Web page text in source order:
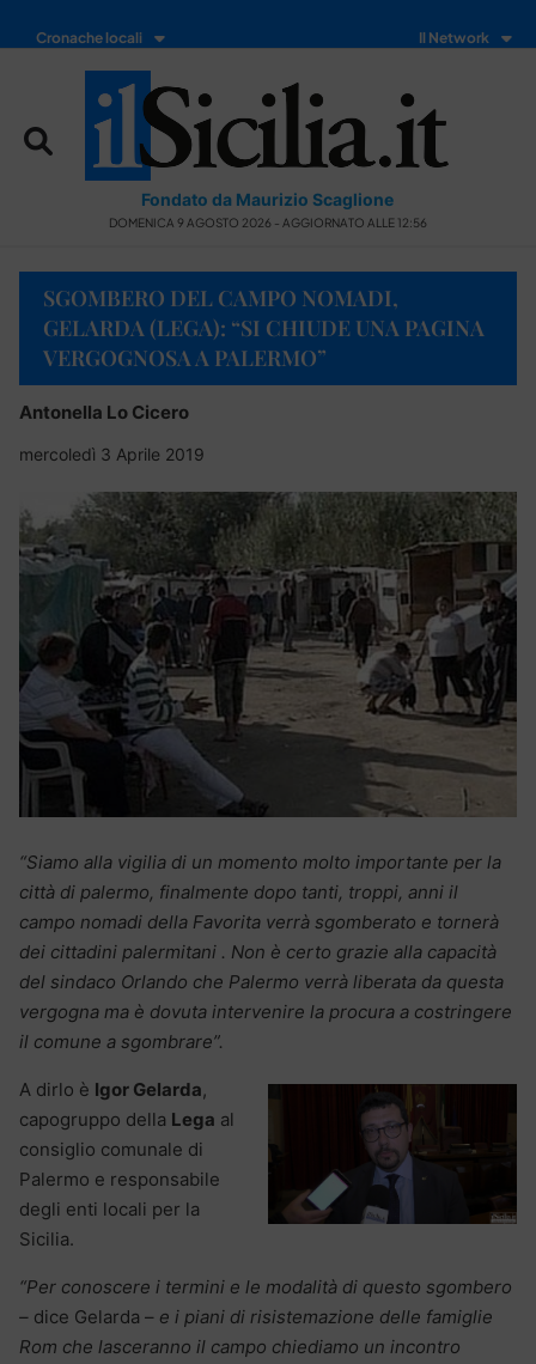
Cronache locali Il Network
Fondato da Maurizio Scaglione
DOMENICA 9 AGOSTO 2026 - AGGIORNATO ALLE 12:56
SGOMBERO DEL CAMPO NOMADI,
GELARDA (LEGA): “SI CHIUDE UNA PAGINA
VERGOGNOSA A PALERMO”
Antonella Lo Cicero
mercoledì 3 Aprile 2019
“Siamo alla vigilia di un momento molto importante per la
città di palermo, finalmente dopo tanti, troppi, anni il
campo nomadi della Favorita verrà sgomberato e tornerà
dei cittadini palermitani . Non è certo grazie alla capacità
del sindaco Orlando che Palermo verrà liberata da questa
vergogna ma è dovuta intervenire la procura a costringere
il comune a sgombrare”.
A dirlo è Igor Gelarda,
capogruppo della Lega al
consiglio comunale di
Palermo e responsabile
degli enti locali per la
Sicilia.
“Per conoscere i termini e le modalità di questo sgombero
– dice Gelarda – e i piani di risistemazione delle famiglie
Rom che lasceranno il campo chiediamo un incontro